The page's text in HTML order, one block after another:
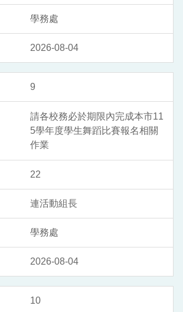
學務處
2026-08-04
9
請各校務必於期限內完成本市11
5學年度學生舞蹈比賽報名相關
作業
22
連活動組長
學務處
2026-08-04
10